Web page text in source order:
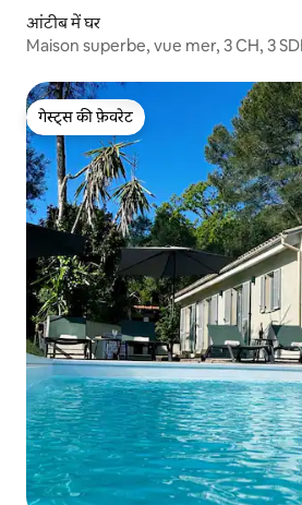
आंटीब में घर
Maison superbe, vue mer, 3 CH, 3
गेस्ट्स की फ़ेवरेट
गेस्ट्स की फ़ेवरेट